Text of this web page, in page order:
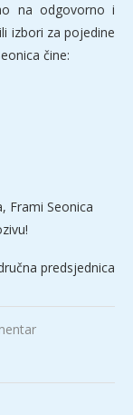
na odgovorno i
izbori za pojedine
čine:
Frami Seonica
predsjednica